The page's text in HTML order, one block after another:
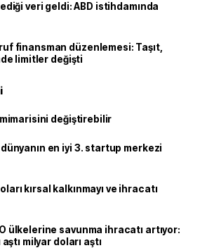
veri geldi: ABD istihdamında
finansman düzenlemesi: Taşıt,
limitler değişti
mimarisini değiştirebilir
dünyanın en iyi 3. startup merkezi
kırsal kalkınmayı ve ihracatı
ülkelerine savunma ihracatı artıyor:
milyar doları aştı